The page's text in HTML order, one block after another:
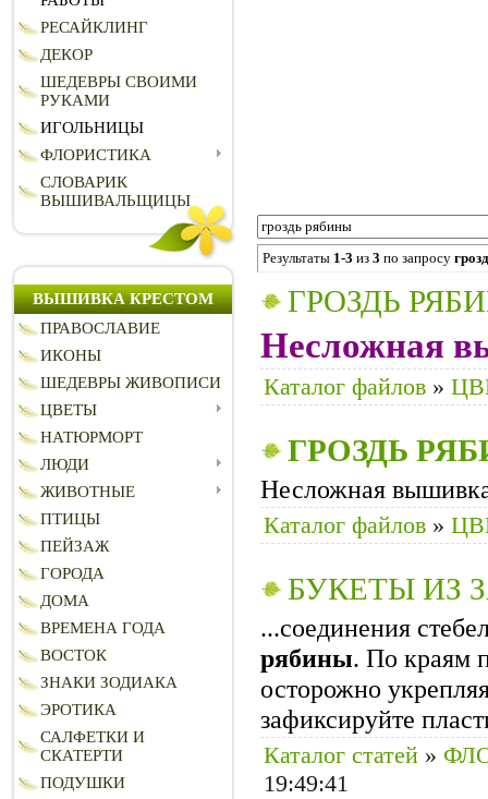
РЕСАЙКЛИНГ
ДЕКОР
ШЕДЕВРЫ СВОИМИ
РУКАМИ
ИГОЛЬНИЦЫ
ФЛОРИСТИКА
СЛОВАРИК
ВЫШИВАЛЬЩИЦЫ
ВЫШИВКА КРЕСТОМ
ПРАВОСЛАВИЕ
ИКОНЫ
ШЕДЕВРЫ ЖИВОПИСИ
ЦВЕТЫ
НАТЮРМОРТ
ЛЮДИ
ЖИВОТНЫЕ
ПТИЦЫ
ПЕЙЗАЖ
ГОРОДА
ДОМА
ВРЕМЕНА ГОДА
ВОСТОК
ЗНАКИ ЗОДИАКА
ЭРОТИКА
САЛФЕТКИ И
СКАТЕРТИ
ПОДУШКИ
Результаты 1-3 из 3 по запросу
ГРОЗДЬ
Несложная
Каталог файлов »
ГРОЗДЬ
Несложная
Каталог файлов »
БУКЕТЫ ИЗ
...соединения
рябины. По краям
осторожно
зафиксируйте
Каталог статей »
19:49:41